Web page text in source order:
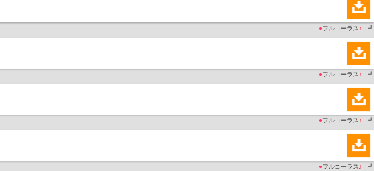
●フルコーラス ♪ ┛
●フルコーラス ♪ ┛
●フルコーラス ♪ ┛
●フルコーラス ♪ ┛